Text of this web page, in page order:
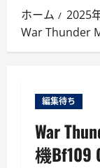
ン
メ
ホーム 2025
War Thunder
編集待ち
War
機Bf109